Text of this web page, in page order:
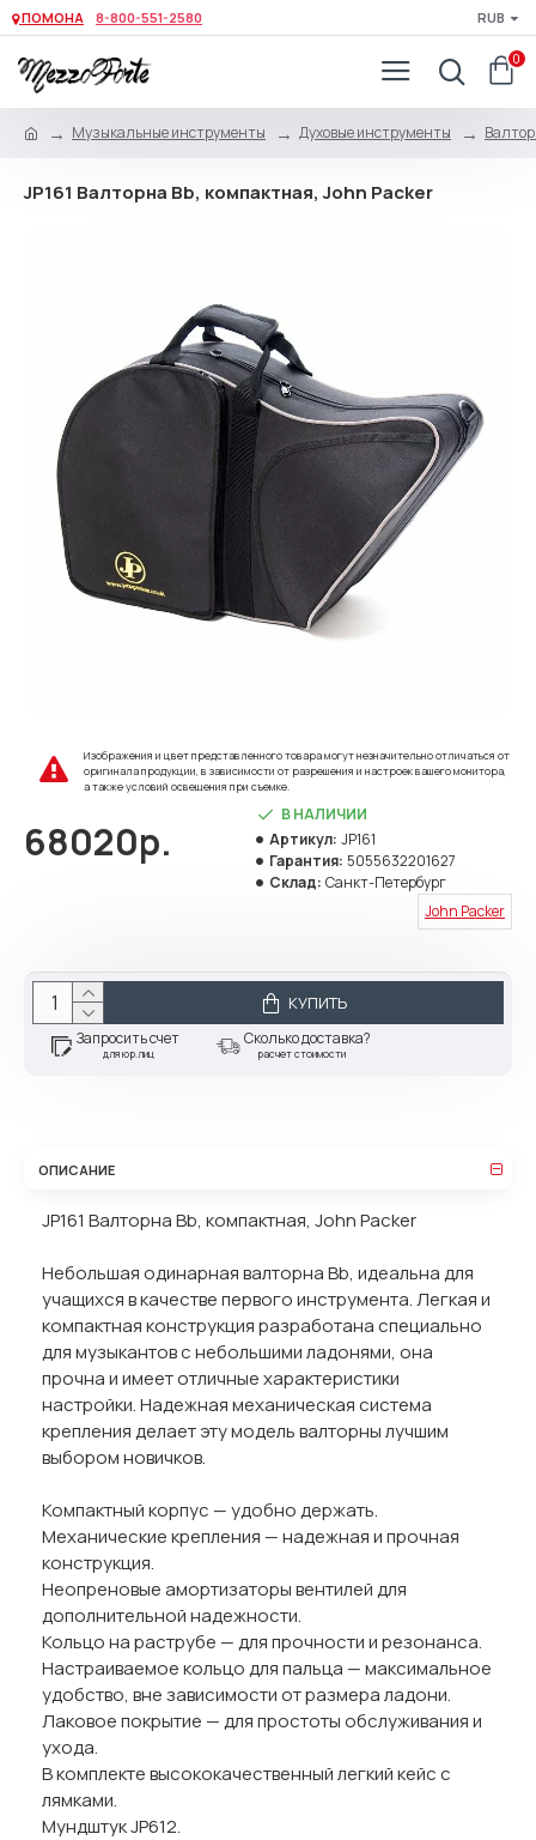
ПОМОНА 8-800-551-2580 RUB
0
Музыкальные инструменты Духовые инструменты
JP161 Валторна Bb, компактная, John Packer
Изображения и цвет представленного товара могут незначительно отличаться от
оригинала продукции, в зависимости от разрешения и настроек вашего монитора,
а также условий освещения при съемке.
68020р.
В НАЛИЧИИ
Артикул: JP161
Гарантия: 5055632201627
Склад: Санкт-Петербург
John Packer
КУПИТЬ
Запросить счет
для юр.лиц
Сколько доставка?
расчет стоимости
ОПИСАНИЕ
JP161 Валторна Bb, компактная, John Packer
Небольшая одинарная валторна Bb, идеальна для
учащихся в качестве первого инструмента. Легкая и
компактная конструкция разработана специально
для музыкантов с небольшими ладонями, она
прочна и имеет отличные характеристики
настройки. Надежная механическая система
крепления делает эту модель валторны лучшим
выбором новичков.
Компактный корпус — удобно держать.
Механические крепления — надежная и прочная
конструкция.
Неопреновые амортизаторы вентилей для
дополнительной надежности.
Кольцо на раструбе — для прочности и резонанса.
Настраиваемое кольцо для пальца — максимальное
удобство, вне зависимости от размера ладони.
Лаковое покрытие — для простоты обслуживания и
ухода.
В комплекте высококачественный легкий кейс с
лямками.
Мундштук JP612.